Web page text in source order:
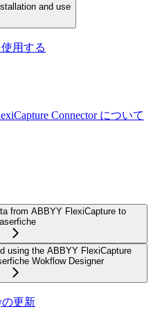
and use
用する
Connector について
from ABBYY FlexiCapture to
using the ABBYY FlexiCapture
Wokflow Designer
の更新